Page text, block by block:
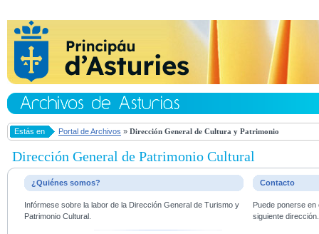
Estás en Portal de Archivos » Dirección General de Cultura y Patrimonio
Dirección General de Patrimonio Cultural
¿Quiénes somos?
Infórmese sobre la labor de la Dirección General de Turismo y
Patrimonio Cultural.
Contacto
Puede ponerse
siguiente dirección.